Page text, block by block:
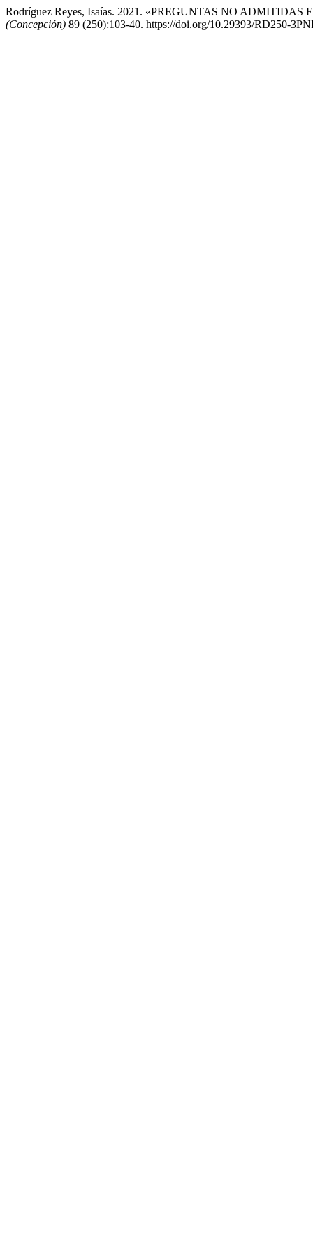
Rodríguez Reyes, Isaías. 2021. «PREGUNTAS NO
(Concepción) 89 (250):103-40. https://doi.org/10.29393/RD250-